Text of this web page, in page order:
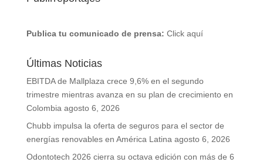
Publica tu comunicado de prensa: Click aquí
Últimas Noticias
EBITDA de Mallplaza crece 9,6% en el segundo
trimestre mientras avanza en su plan de crecimiento en
Colombia agosto 6, 2026
Chubb impulsa la oferta de seguros para el sector de
energías renovables en América Latina agosto 6, 2026
Odontotech 2026 cierra su octava edición con más de 6